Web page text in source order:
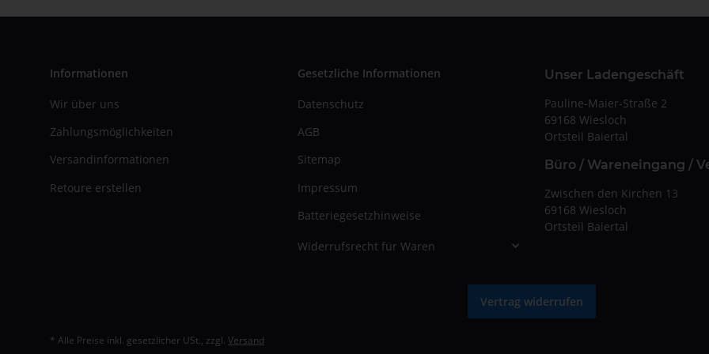
Informationen
Wir über uns
Zahlungsmöglichkeiten
Versandinformationen
Retoure erstellen
Gesetzliche Informationen
Datenschutz
AGB
Sitemap
Impressum
Batteriegesetzhinweise
Widerrufsrecht für Waren
Unser Ladengeschäft
Pauline-Maier-Straße 2
69168 Wiesloch
Ortsteil Baiertal
Büro / Wareneingang /
Zwischen den Kirchen 13
69168 Wiesloch
Ortsteil Baiertal
Vertrag widerrufen
* Alle Preise inkl. gesetzlicher USt., zzgl. Versand